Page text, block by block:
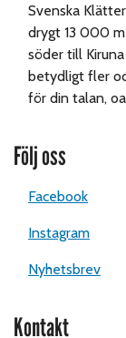
Svenska
drygt 13 000
söder till
betydligt fler
för din talan,
Följ oss
Facebook
Instagram
Nyhetsbrev
Kontakt